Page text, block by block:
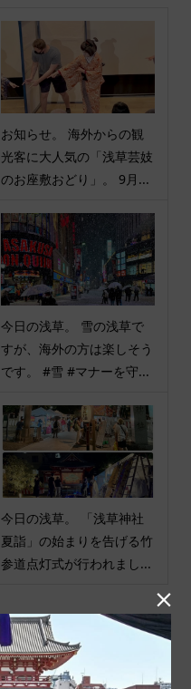
お知らせ。 海外からの観
光客に大人気の「浅草芸妓
のお座敷おどり」。 9月...
今日の浅草。 雪の浅草で
すが、海外の方は楽しそう
です。 #雪 #マナーを守...
今日の浅草。 「浅草神社
夏詣」の始まりを告げる竹
参道点灯式が行われまし...
